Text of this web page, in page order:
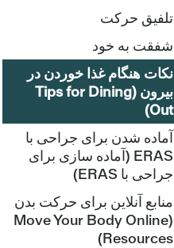
تلفیق حرکت
شفقت به خود
نکات هنگام غذا خوردن در
بیرون (Tips for Dining
Out)
آماده شدن برای جراحی با
ERAS (آماده سازی برای
جراحی با ERAS)
منابع آنلاین برای حرکت بدن
(Move Your Body Online
Resources)